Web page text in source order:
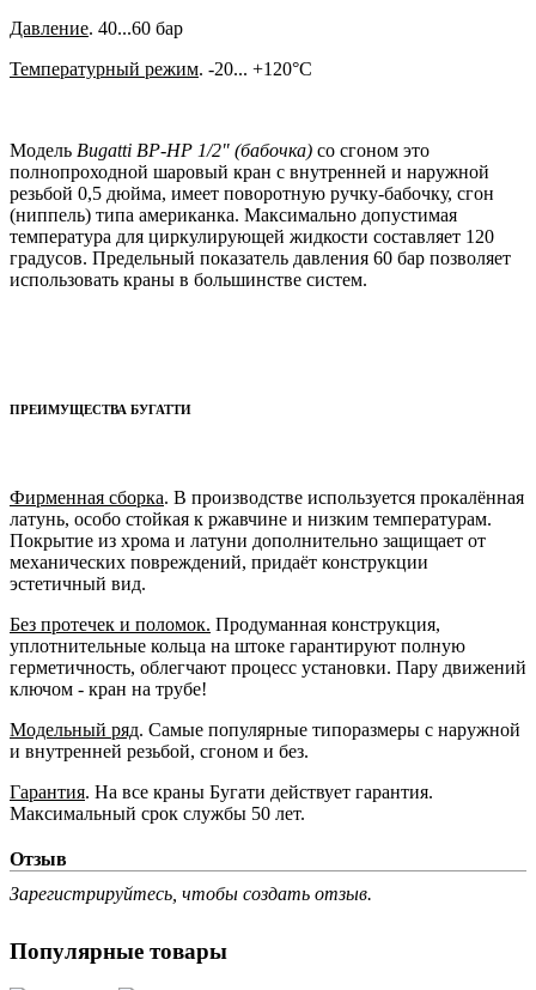
Давление. 40...60 бар
Температурный режим. -20... +120°C
Модель Bugatti ВР-НР 1/2" (бабочка) со сгоном это
полнопроходной шаровый кран с внутренней и наружной
резьбой 0,5 дюйма, имеет поворотную ручку-бабочку, сгон
(ниппель) типа американка. Максимально допустимая
температура для циркулирующей жидкости составляет 120
градусов. Предельный показатель давления 60 бар позволяет
использовать краны в большинстве систем.
ПРЕИМУЩЕСТВА БУГАТТИ
Фирменная сборка. В производстве используется прокалённая
латунь, особо стойкая к ржавчине и низким температурам.
Покрытие из хрома и латуни дополнительно защищает от
механических повреждений, придаёт конструкции
эстетичный вид.
Без протечек и поломок. Продуманная конструкция,
уплотнительные кольца на штоке гарантируют полную
герметичность, облегчают процесс установки. Пару движений
ключом - кран на трубе!
Модельный ряд. Самые популярные типоразмеры с наружной
и внутренней резьбой, сгоном и без.
Гарантия. На все краны Бугати действует гарантия.
Максимальный срок службы 50 лет.
Отзыв
Зарегистрируйтесь, чтобы создать отзыв.
Популярные товары